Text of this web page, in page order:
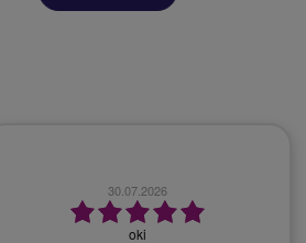
23.07.2026
Szybko, bezproblemowo.